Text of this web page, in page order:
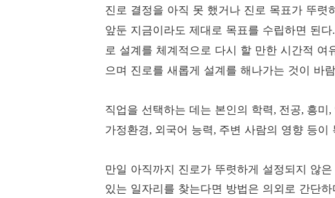
진로 결정을 아직 못 했거나 진로 목표가 뚜
앞둔 지금이라도 제대로 목표를 수립하면 된다.
로 설계를 체계적으로 다시 할 만한 시간적 여
으며 진로를 새롭게 설계를 해나가는 것이 바
직업을 선택하는 데는 본인의 학력, 전공, 흥미,
가정환경, 외국어 능력, 주변 사람의 영향 등이
만일 아직까지 진로가 뚜렷하게 설정되지 않
있는 일자리를 찾는다면 방법은 의외로 간단하